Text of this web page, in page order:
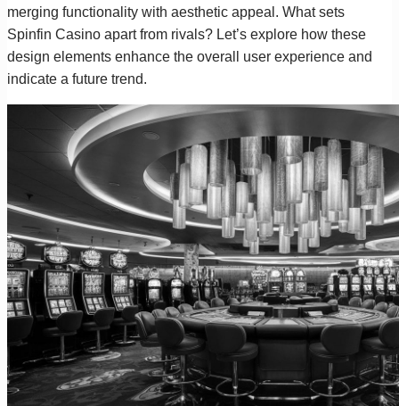
merging functionality with aesthetic appeal. What sets
Spinfin Casino apart from rivals? Let’s explore how these
design elements enhance the overall user experience and
indicate a future trend.